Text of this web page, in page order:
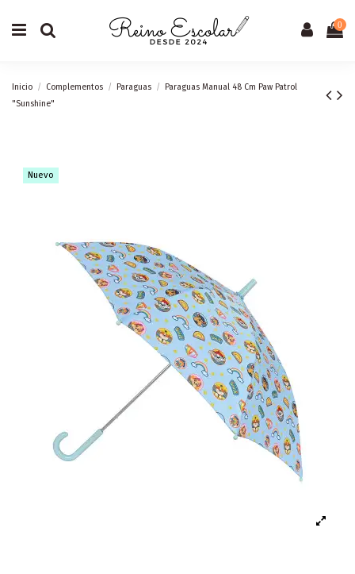
0
Inicio Complementos Paraguas
Paraguas Manual 48 Cm Paw Patrol
"Sunshine"
Nuevo